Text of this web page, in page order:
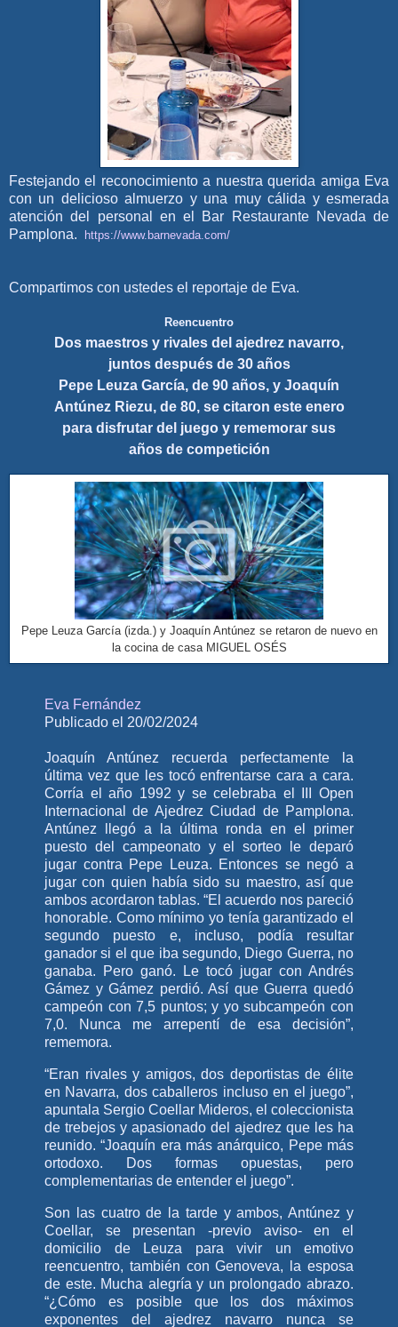
Festejando el reconocimiento a nuestra querida amiga Eva
con un delicioso almuerzo y una muy cálida y esmerada
atención del personal en el Bar Restaurante Nevada de
Pamplona.
https://www.barnevada.com/
Compartimos con ustedes el reportaje de Eva.
Reencuentro
Dos maestros y rivales del ajedrez navarro,
juntos después de 30 años
Pepe Leuza García, de 90 años, y Joaquín
Antúnez Riezu, de 80, se citaron este enero
para disfrutar del juego y rememorar sus
años de competición
Pepe Leuza García (izda.) y Joaquín Antúnez se retaron de nuevo en
la cocina de casa MIGUEL OSÉS
Eva Fernández
Publicado el 20/02/2024
Joaquín Antúnez recuerda perfectamente la
última vez que les tocó enfrentarse cara a cara.
Corría el año 1992 y se celebraba el III Open
Internacional de Ajedrez Ciudad de Pamplona.
Antúnez llegó a la última ronda en el primer
puesto del campeonato y el sorteo le deparó
jugar contra Pepe Leuza. Entonces se negó a
jugar con quien había sido su maestro, así que
ambos acordaron tablas. “El acuerdo nos pareció
honorable. Como mínimo yo tenía garantizado el
segundo puesto e, incluso, podía resultar
ganador si el que iba segundo, Diego Guerra, no
ganaba. Pero ganó. Le tocó jugar con Andrés
Gámez y Gámez perdió. Así que Guerra quedó
campeón con 7,5 puntos; y yo subcampeón con
7,0. Nunca me arrepentí de esa decisión”,
rememora.
“Eran rivales y amigos, dos deportistas de élite
en Navarra, dos caballeros incluso en el juego”,
apuntala Sergio Coellar Mideros, el coleccionista
de trebejos y apasionado del ajedrez que les ha
reunido. “Joaquín era más anárquico, Pepe más
ortodoxo. Dos formas opuestas, pero
complementarias de entender el juego”.
Son las cuatro de la tarde y ambos, Antúnez y
Coellar, se presentan -previo aviso- en el
domicilio de Leuza para vivir un emotivo
reencuentro, también con Genoveva, la esposa
de este. Mucha alegría y un prolongado abrazo.
“¿Cómo es posible que los dos máximos
exponentes del ajedrez navarro nunca se